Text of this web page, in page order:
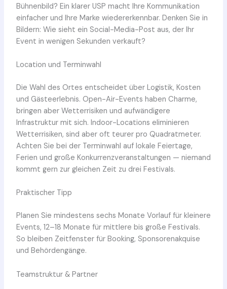
Bühnenbild? Ein klarer USP macht Ihre Kommunikation
einfacher und Ihre Marke wiedererkennbar. Denken Sie in
Bildern: Wie sieht ein Social-Media-Post aus, der Ihr
Event in wenigen Sekunden verkauft?
Location und Terminwahl
Die Wahl des Ortes entscheidet über Logistik, Kosten
und Gästeerlebnis. Open-Air-Events haben Charme,
bringen aber Wetterrisiken und aufwändigere
Infrastruktur mit sich. Indoor-Locations eliminieren
Wetterrisiken, sind aber oft teurer pro Quadratmeter.
Achten Sie bei der Terminwahl auf lokale Feiertage,
Ferien und große Konkurrenzveranstaltungen — niemand
kommt gern zur gleichen Zeit zu drei Festivals.
Praktischer Tipp
Planen Sie mindestens sechs Monate Vorlauf für kleinere
Events, 12–18 Monate für mittlere bis große Festivals.
So bleiben Zeitfenster für Booking, Sponsorenakquise
und Behördengänge.
Teamstruktur & Partner